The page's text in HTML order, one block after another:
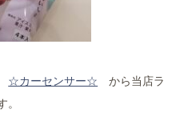
☆カーセンサー☆ から当店ラ